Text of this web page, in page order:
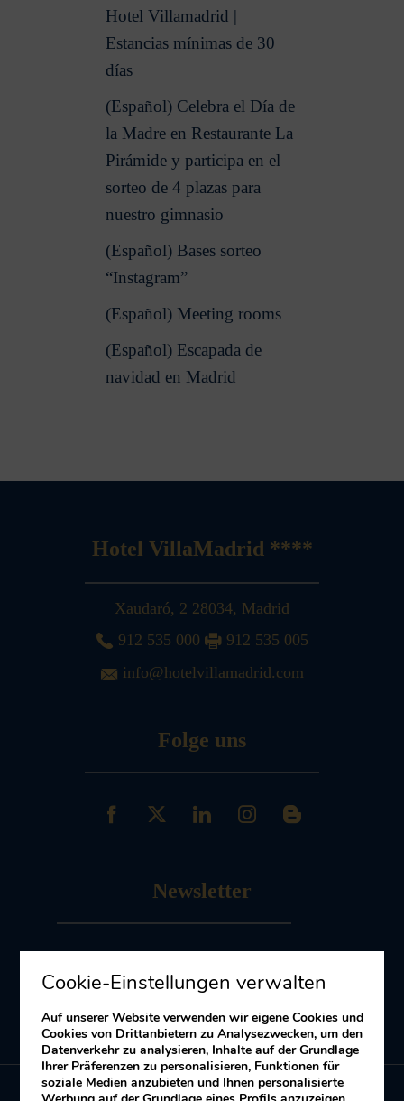
Hotel Villamadrid |
Estancias mínimas de 30
días
(Español) Celebra el Día de
la Madre en Restaurante La
Pirámide y participa en el
sorteo de 4 plazas para
nuestro gimnasio
(Español) Bases sorteo
“Instagram”
(Español) Meeting rooms
(Español) Escapada de
navidad en Madrid
Hotel VillaMadrid ****
Xaudaró, 2 28034, Madrid
912 535 000
912 535 005
info@hotelvillamadrid.com
Folge uns
Newsletter
Erhalten Sie Angebote und Aktionen
Cookie-Einstellungen verwalten
Auf unserer Website verwenden wir eigene Cookies und
Cookies von Drittanbietern zu Analysezwecken, um den
Datenverkehr zu analysieren, Inhalte auf der Grundlage
Ihrer Präferenzen zu personalisieren, Funktionen für
soziale Medien anzubieten und Ihnen personalisierte